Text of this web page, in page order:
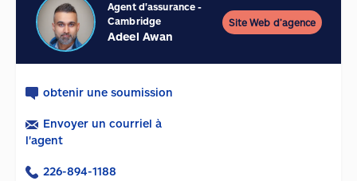
Agent d'assurance -
Cambridge
Adeel Awan
Site Web d’agence
obtenir une soumission
Envoyer un courriel à
l'agent
226-894-1188